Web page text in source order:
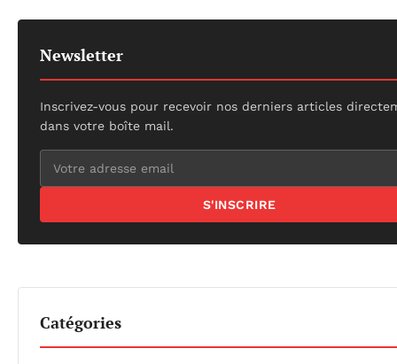
Newsletter
Inscrivez-vous pour recevoir nos derniers articles
dans votre boîte mail.
S'INSCRIRE
Catégories